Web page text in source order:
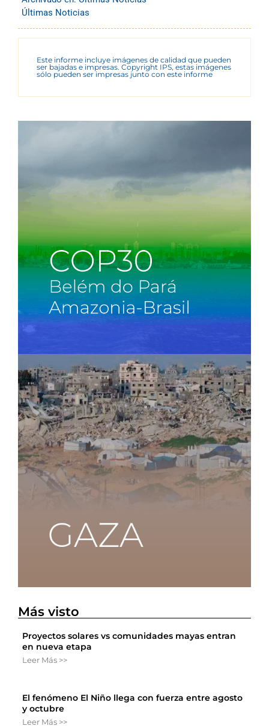
Últimas Noticias
Este informe incluye imágenes de calidad que pueden
ser bajadas e impresas. Copyright IPS, estas imágenes
sólo pueden ser impresas junto con este informe
Más visto
Proyectos solares vs comunidades mayas entran
en nueva etapa
Leer Más >>
El fenómeno El Niño llega con fuerza entre agosto
y octubre
Leer Más >>